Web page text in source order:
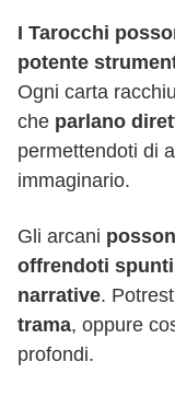
I Tarocchi
potente
Ogni carta
che parlano
permettendoti di
immaginario.
Gli arcani
offrendoti
narrative.
trama, oppure
profondi.